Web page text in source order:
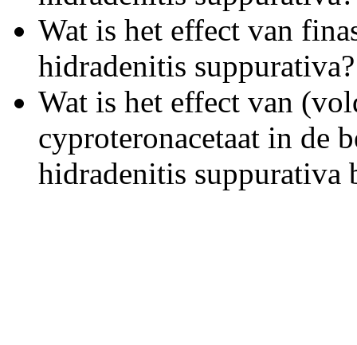
Wat is het effect van
hidradenitis suppurativa?
Wat is het effect van
cyproteronacetaat in de
hidradenitis suppurativa